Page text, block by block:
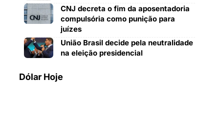
CNJ decreta o fim da aposentadoria
compulsória como punição para
juízes
União Brasil decide pela neutralidade
na eleição presidencial
Dólar Hoje